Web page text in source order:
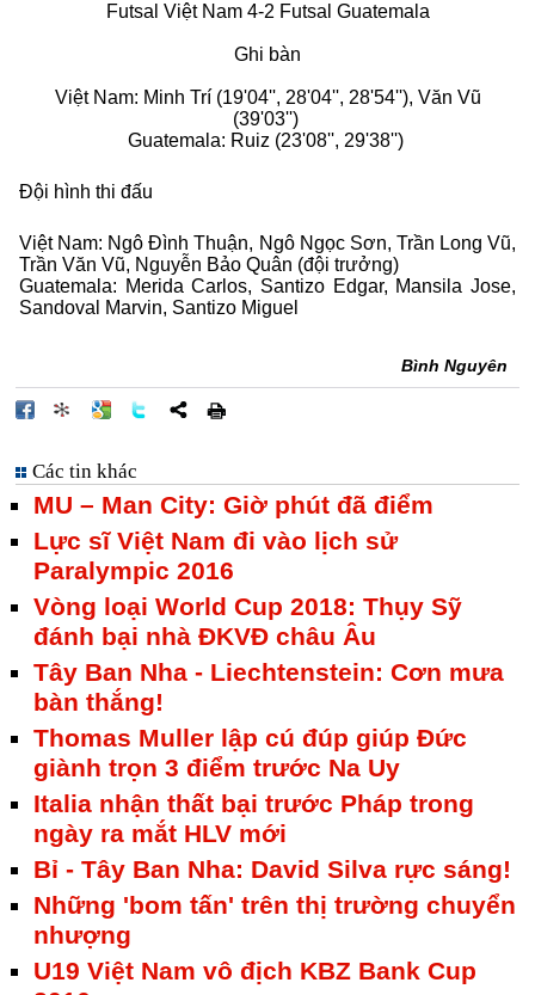
Futsal Việt Nam 4-2 Futsal Guatemala
Ghi bàn
Việt Nam: Minh Trí (19'04'', 28'04'', 28'54''), Văn Vũ
(39'03'')
Guatemala: Ruiz (23'08'', 29'38'')
Đội hình thi đấu
Việt Nam: Ngô Đình Thuận, Ngô Ngọc Sơn, Trần Long Vũ,
Trần Văn Vũ, Nguyễn Bảo Quân (đội trưởng)
Guatemala: Merida Carlos, Santizo Edgar, Mansila Jose,
Sandoval Marvin, Santizo Miguel
Bình Nguyên
Các tin khác
MU – Man City: Giờ phút đã điểm
Lực sĩ Việt Nam đi vào lịch sử
Paralympic 2016
Vòng loại World Cup 2018: Thụy Sỹ
đánh bại nhà ĐKVĐ châu Âu
Tây Ban Nha - Liechtenstein: Cơn mưa
bàn thắng!
Thomas Muller lập cú đúp giúp Đức
giành trọn 3 điểm trước Na Uy
Italia nhận thất bại trước Pháp trong
ngày ra mắt HLV mới
Bỉ - Tây Ban Nha: David Silva rực sáng!
Những 'bom tấn' trên thị trường chuyển
nhượng
U19 Việt Nam vô địch KBZ Bank Cup